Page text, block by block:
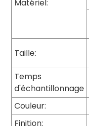
Matériel:
Taille:
Temps
d'échantillonnage
Couleur:
Finition: